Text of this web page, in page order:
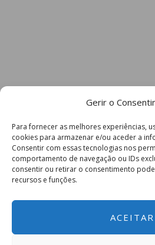
Gerir o
Para fornecer as melhores experiências,
cookies para armazenar e/ou aceder a
Consentir com essas tecnologias nos
comportamento de navegação ou IDs
consentir ou retirar o consentimento
recursos e funções.
ACEITAR